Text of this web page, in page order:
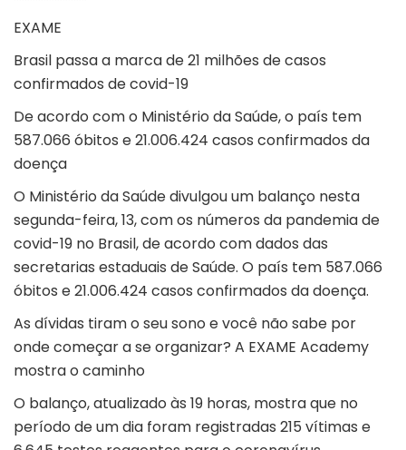
EXAME
Brasil passa a marca de 21 milhões de casos
confirmados de covid-19
De acordo com o Ministério da Saúde, o país tem
587.066 óbitos e 21.006.424 casos confirmados da
doença
O Ministério da Saúde divulgou um balanço nesta
segunda-feira, 13, com os números da pandemia de
covid-19 no Brasil, de acordo com dados das
secretarias estaduais de Saúde. O país tem 587.066
óbitos e 21.006.424 casos confirmados da doença.
As dívidas tiram o seu sono e você não sabe por
onde começar a se organizar? A EXAME Academy
mostra o caminho
O balanço, atualizado às 19 horas, mostra que no
período de um dia foram registradas 215 vítimas e